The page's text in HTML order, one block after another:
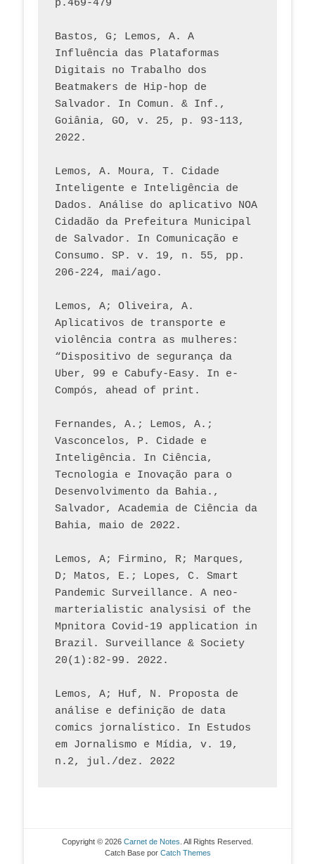
p.469-479
Bastos, G; Lemos, A. A
Influência das Plataformas
Digitais no Trabalho dos
Beatmakers de Hip-hop de
Salvador. In Comun. & Inf.,
Goiânia, GO, v. 25, p. 93-113,
2022.
Lemos, A. Moura, T. Cidade
Inteligente e Inteligência de
Dados. Análise do aplicativo NOA
Cidadão da Prefeitura Municipal
de Salvador. In Comunicação e
Consumo. SP. v. 19, n. 55, pp.
206-224, mai/ago.
Lemos, A; Oliveira, A.
Aplicativos de transporte e
violência contra as mulheres:
“Dispositivo de segurança da
Uber, 99 e Cabufy-Easy. In e-
Compós, ahead of print.
Fernandes, A.; Lemos, A.;
Vasconcelos, P. Cidade e
Inteligência. In Ciência,
Tecnologia e Inovação para o
Desenvolvimento da Bahia.,
Salvador, Academia de Ciência da
Bahia, maio de 2022.
Lemos, A; Firmino, R; Marques,
D; Matos, E.; Lopes, C. Smart
Pandemic Surveillance. A neo-
marterialistic analysisi of the
Mpnitora Covid-19 application in
Brazil. Surveillance & Society
20(1):82-99. 2022.
Lemos, A; Huf, N. Proposta de
análise e definição de data
comics jornalístico. In Estudos
em Jornalismo e Mídia, v. 19,
n.2, jul./dez. 2022
Copyright © 2026 Carnet de Notes . All Rights Reserved.
Catch Base por Catch Themes